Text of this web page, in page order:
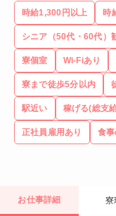
時給1,300円以上
時
シニア（50代・60代）
寮個室 Wi-Fiあり
寮まで徒歩5分以内
駅近い 稼げる(総支
正社員雇用あり 食
お仕事詳細 寮